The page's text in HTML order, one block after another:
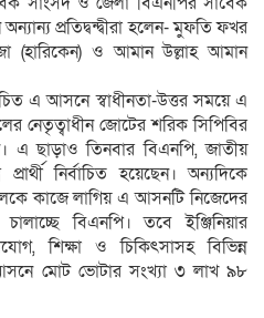
প্রতিদ্বন্দ্বীরা হলেন- মুফতি ফখর
(হারিকেন) ও আমান উল্লাহ আমান
এ আসনে স্বাধীনতা-উত্তর সময়ে এ
নেতৃত্বাধীন জোটের শরিক সিপিবির
এ ছাড়াও তিনবার বিএনপি, জাতীয়
নির্বাচিত হয়েছেন। অন্যদিকে
কাজে লাগিয় এ আসনটি নিজেদের
বিএনপি। তবে ইঞ্জিনিয়ার
শিক্ষা ও চিকিৎসাসহ বিভিন্ন
মোট ভোটার সংখ্যা ৩ লাখ ৯৮